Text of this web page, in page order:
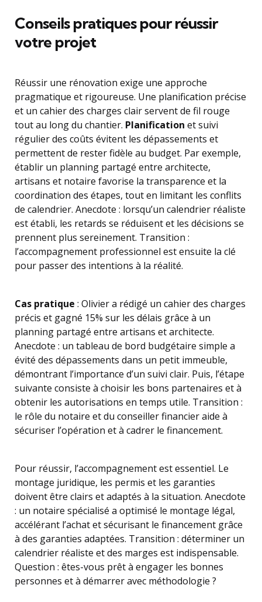
Conseils pratiques pour réussir
votre projet
Réussir une rénovation exige une approche
pragmatique et rigoureuse. Une planification précise
et un cahier des charges clair servent de fil rouge
tout au long du chantier. Planification et suivi
régulier des coûts évitent les dépassements et
permettent de rester fidèle au budget. Par exemple,
établir un planning partagé entre architecte,
artisans et notaire favorise la transparence et la
coordination des étapes, tout en limitant les conflits
de calendrier. Anecdote : lorsqu’un calendrier réaliste
est établi, les retards se réduisent et les décisions se
prennent plus sereinement. Transition :
l’accompagnement professionnel est ensuite la clé
pour passer des intentions à la réalité.
Cas pratique : Olivier a rédigé un cahier des charges
précis et gagné 15% sur les délais grâce à un
planning partagé entre artisans et architecte.
Anecdote : un tableau de bord budgétaire simple a
évité des dépassements dans un petit immeuble,
démontrant l’importance d’un suivi clair. Puis, l’étape
suivante consiste à choisir les bons partenaires et à
obtenir les autorisations en temps utile. Transition :
le rôle du notaire et du conseiller financier aide à
sécuriser l’opération et à cadrer le financement.
Pour réussir, l’accompagnement est essentiel. Le
montage juridique, les permis et les garanties
doivent être clairs et adaptés à la situation. Anecdote
: un notaire spécialisé a optimisé le montage légal,
accélérant l’achat et sécurisant le financement grâce
à des garanties adaptées. Transition : déterminer un
calendrier réaliste et des marges est indispensable.
Question : êtes-vous prêt à engager les bonnes
personnes et à démarrer avec méthodologie ?